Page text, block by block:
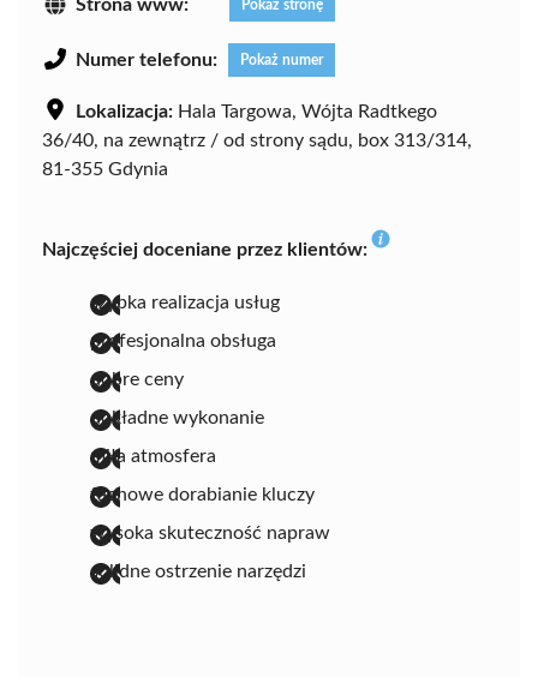
Strona www: Pokaż stronę
Numer telefonu: Pokaż numer
Lokalizacja: Hala Targowa, Wójta Radtkego
36/40, na zewnątrz / od strony sądu, box 313/314,
81-355 Gdynia
Najczęściej doceniane przez klientów:
szybka realizacja usług
profesjonalna obsługa
dobre ceny
dokładne wykonanie
miła atmosfera
fachowe dorabianie kluczy
wysoka skuteczność napraw
solidne ostrzenie narzędzi